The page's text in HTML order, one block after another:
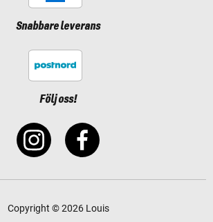
Snabbare leverans
Följ oss!
Copyright © 2026 Louis